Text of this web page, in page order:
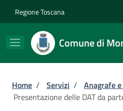
Regione Toscana
Comune di
Briciole di pane
Home / Servizi / Anagrafe
Presentazione delle DAT da